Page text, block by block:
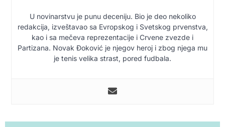
U novinarstvu je punu deceniju. Bio je deo nekoliko
redakcija, izveštavao sa Evropskog i Svetskog prvenstva,
kao i sa mečeva reprezentacije i Crvene zvezde i
Partizana. Novak Đoković je njegov heroj i zbog njega mu
je tenis velika strast, pored fudbala.